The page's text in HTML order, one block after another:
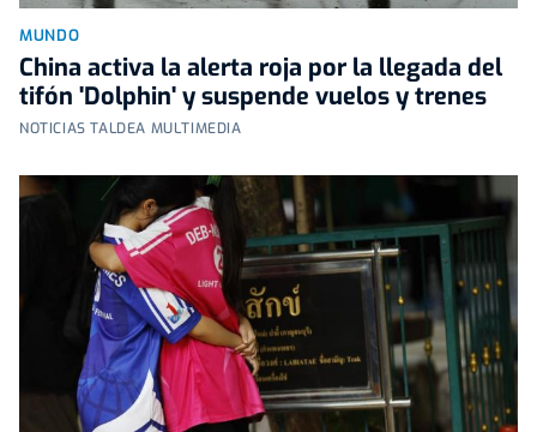
MUNDO
China activa la alerta roja por la llegada del
tifón 'Dolphin' y suspende vuelos y trenes
NOTICIAS TALDEA MULTIMEDIA